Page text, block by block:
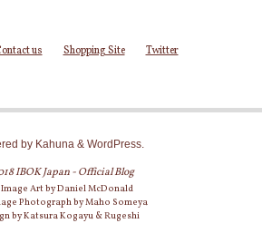
us Shopping Site Twitter
by Kahuna & WordPress
IBOK Japan - Official Blog
Art by Daniel McDonald
Photograph by Maho Someya
by Katsura Kogayu & Rugeshi